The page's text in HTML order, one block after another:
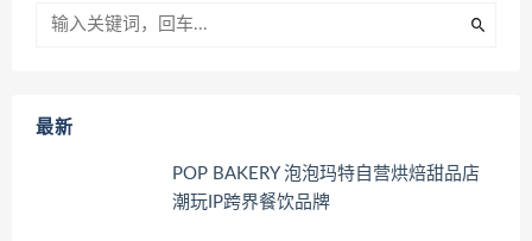
最新
POP BAKERY 泡泡玛特自营烘焙甜品店
潮玩IP跨界餐饮品牌